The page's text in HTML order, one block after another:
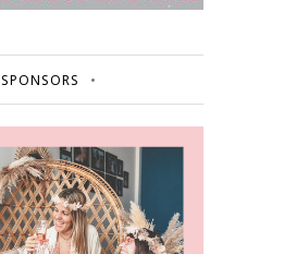
SPONSORS